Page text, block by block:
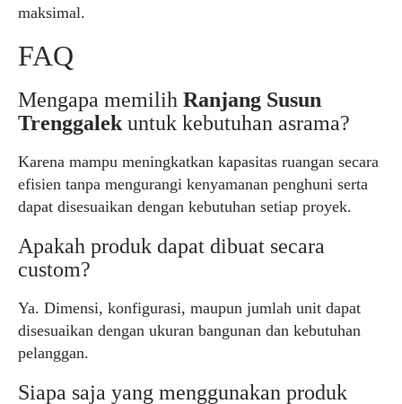
maksimal.
FAQ
Mengapa memilih Ranjang Susun
Trenggalek untuk kebutuhan asrama?
Karena mampu meningkatkan kapasitas ruangan secara
efisien tanpa mengurangi kenyamanan penghuni serta
dapat disesuaikan dengan kebutuhan setiap proyek.
Apakah produk dapat dibuat secara
custom?
Ya. Dimensi, konfigurasi, maupun jumlah unit dapat
disesuaikan dengan ukuran bangunan dan kebutuhan
pelanggan.
Siapa saja yang menggunakan produk